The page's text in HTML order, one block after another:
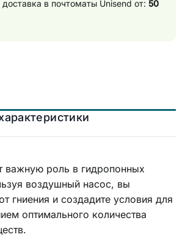
доставка в почтоматы Unisend от: 50
важную роль в гидропонных
воздушный насос, вы
гниения и создадите условия для
оптимального количества